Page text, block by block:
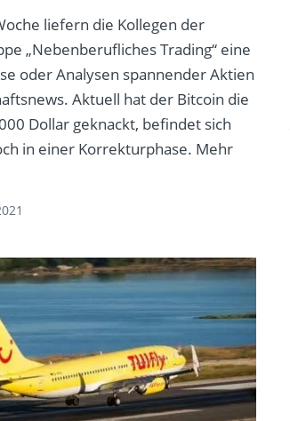
liefern die Kollegen der
„Nebenberufliches Trading“ eine
oder Analysen spannender Aktien
Aktuell hat der Bitcoin die
Dollar geknackt, befindet sich
in einer Korrekturphase. Mehr